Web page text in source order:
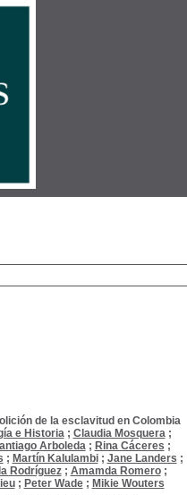
de la esclavitud en Colombia
e Historia; Claudia Mosquera;
Arboleda; Rina Cáceres ;
; Martín Kalulambi; Jane Landers ;
Rodríguez; Amamda Romero;
; Peter Wade; Mikie Wouters